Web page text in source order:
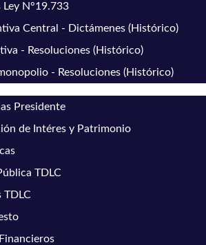
Ley N°19.733
Central - Dictámenes (Histórico)
- Resoluciones (Histórico)
- Resoluciones (Histórico)
Presidente
de Intéres y Patrimonio
TDLC
TDLC